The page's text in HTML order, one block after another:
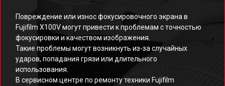
Повреждение или износ фокусировочного экрана в
Fujifilm X100V могут привести к проблемам с точностью
фокусировки и качеством изображения.
Такие проблемы могут возникнуть из-за случайных
ударов, попадания грязи или длительного
использования.
В сервисном центре по ремонту техники Fujifilm